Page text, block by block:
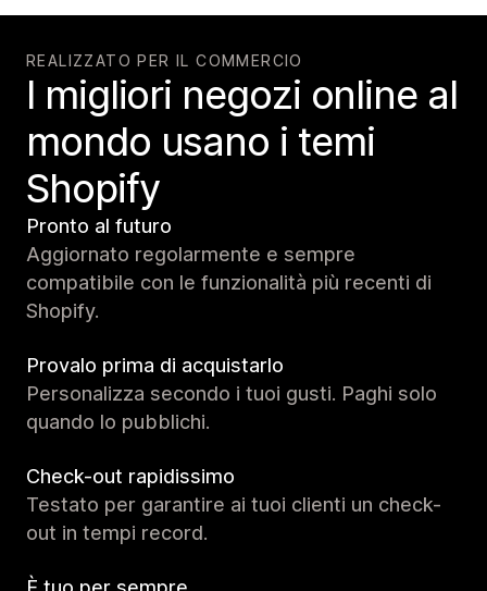
REALIZZATO PER IL COMMERCIO
I migliori negozi online al
mondo usano i temi
Shopify
Pronto al futuro
Aggiornato regolarmente e sempre
compatibile con le funzionalità più recenti di
Shopify.
Provalo prima di acquistarlo
Personalizza secondo i tuoi gusti. Paghi solo
quando lo pubblichi.
Check-out rapidissimo
Testato per garantire ai tuoi clienti un check-
out in tempi record.